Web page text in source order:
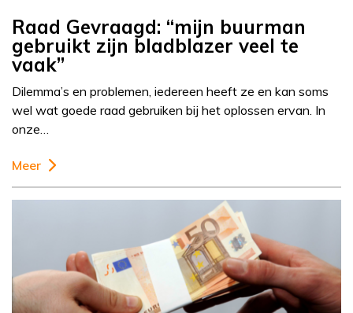
Raad Gevraagd: “mijn buurman
gebruikt zijn bladblazer veel te
vaak”
Dilemma’s en problemen, iedereen heeft ze en kan soms
wel wat goede raad gebruiken bij het oplossen ervan. In
onze…
Meer